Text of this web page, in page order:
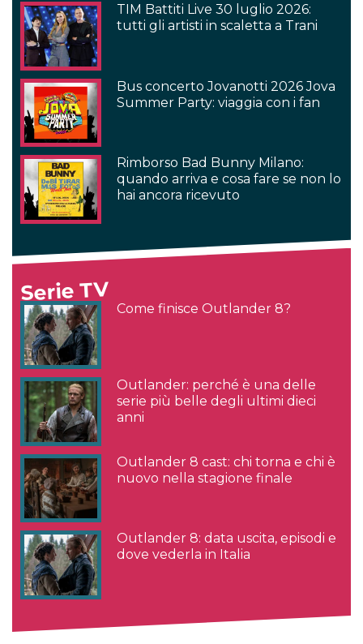
TIM Battiti Live 30 luglio 2026:
tutti gli artisti in scaletta a Trani
Bus concerto Jovanotti 2026 Jova
Summer Party: viaggia con i fan
Rimborso Bad Bunny Milano:
quando arriva e cosa fare se non lo
hai ancora ricevuto
Serie TV
Come finisce Outlander 8?
Outlander: perché è una delle
serie più belle degli ultimi dieci
anni
Outlander 8 cast: chi torna e chi è
nuovo nella stagione finale
Outlander 8: data uscita, episodi e
dove vederla in Italia